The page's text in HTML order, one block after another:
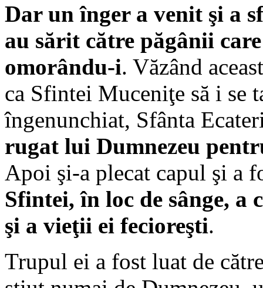
Dar un îngera venit şi a
au sărit către păgânii
omorându-i. Văzând
ca Sfintei Muceniţe să i se
îngenunchiat, Sfânta
rugat lui Dumnezeu
Apoi şi-a plecat capul şi a
Sfintei, în loc de sânge, a
şi a vieţii ei fecioreşti.
Trupul ei a fost luat de